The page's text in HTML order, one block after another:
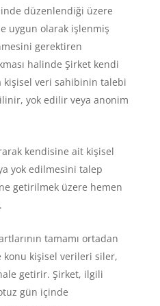
düzenlendiği üzere
uygun olarak işlenmiş
gerektiren
halinde Şirket kendi
kişisel veri sahibinin talebi
yok edilir veya anonim
kendisine ait kişisel
yok edilmesini talep
getirilmek üzere hemen
tamamı ortadan
konu kişisel verileri siler,
getirir. Şirket, ilgili
gün içinde